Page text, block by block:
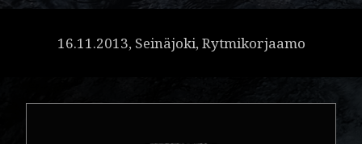
16.11.2013, Seinäjoki, Rytmikorjaamo